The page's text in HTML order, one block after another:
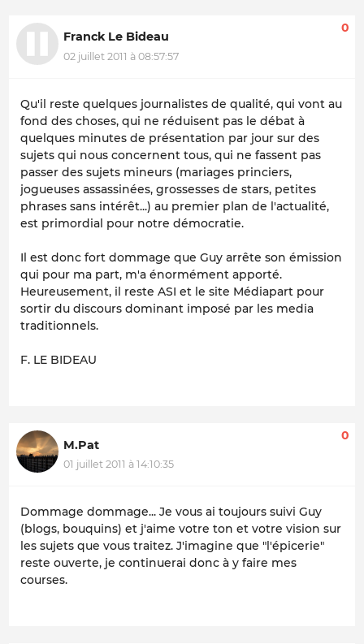
Franck Le Bideau
02 juillet 2011 à 08:57:57
0
Qu'il reste quelques journalistes de qualité, qui vont au
fond des choses, qui ne réduisent pas le débat à
quelques minutes de présentation par jour sur des
sujets qui nous concernent tous, qui ne fassent pas
passer des sujets mineurs (mariages princiers,
jogueuses assassinées, grossesses de stars, petites
phrases sans intérêt...) au premier plan de l'actualité,
est primordial pour notre démocratie.
Il est donc fort dommage que Guy arrête son émission
qui pour ma part, m'a énormément apporté.
Heureusement, il reste ASI et le site Médiapart pour
sortir du discours dominant imposé par les media
traditionnels.
F. LE BIDEAU
M.Pat
01 juillet 2011 à 14:10:35
0
Dommage dommage... Je vous ai toujours suivi Guy
(blogs, bouquins) et j'aime votre ton et votre vision sur
les sujets que vous traitez. J'imagine que "l'épicerie"
reste ouverte, je continuerai donc à y faire mes
courses.